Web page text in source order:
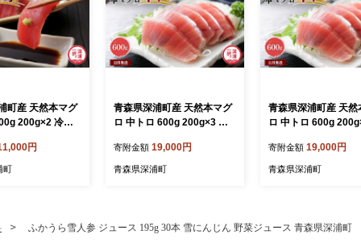
町産 天然本マグ
200g×2 冷凍
0015-012_11】
円
町
青森県深浦町産 天然本マグ
ロ 中トロ 600g 200g×3 冷
鮪 まぐろ【fu-0015-016_1
2】
寄附金額 19,000円
青森県深浦町
青森県深浦町産 天然
ロ 中トロ 600g
鮪 まぐろ【fu-0015-
1】
寄附金額 19,000円
青森県深浦町
ふかうら雪人参 ジュース 195g 30本 雪にんじん 野菜ジュース 青森県深浦町